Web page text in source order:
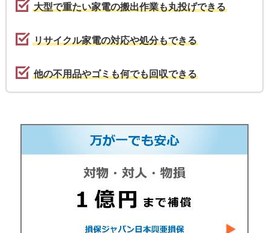
大型で重たい家電の搬出作業も丸投げできる
リサイクル家電の対応や処分もできる
他の不用品やゴミも何でも回収できる